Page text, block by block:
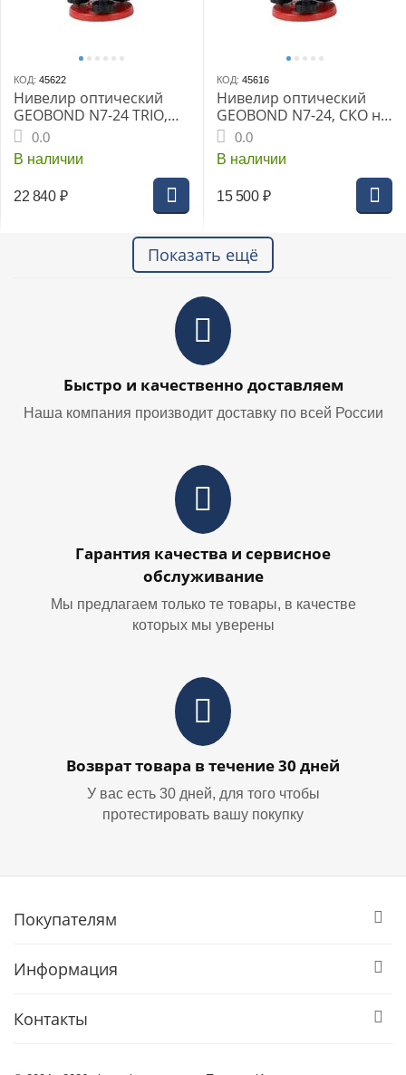
КОД: 45622
Нивелир оптический
GEOBOND N7-24 TRIO,
СКО на 1км дв.хода:±2,0
мм, увел.крат:24х,
IP54,штатив ТГ-3230
0.0
В наличии
22 840 ₽
КОД: 45616
Нивелир оптический
GEOBOND N7-24, СКО на
1км дв.хода:±2,0 мм,
увел. крат:24х, IP54
0.0
В наличии
15 500 ₽
Показать ещё
Быстро и качественно доставляем
Наша компания производит доставку по всей России
Гарантия качества и сервисное
обслуживание
Мы предлагаем только те товары, в качестве
которых мы уверены
Возврат товара в течение 30 дней
У вас есть 30 дней, для того чтобы
протестировать вашу покупку
Покупателям
Информация
Контакты